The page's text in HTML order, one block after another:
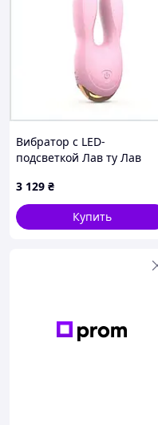
Вибратор с LED-
подсветкой Лав ту Лав
1B465A07X0
3 129 ₴
Купить